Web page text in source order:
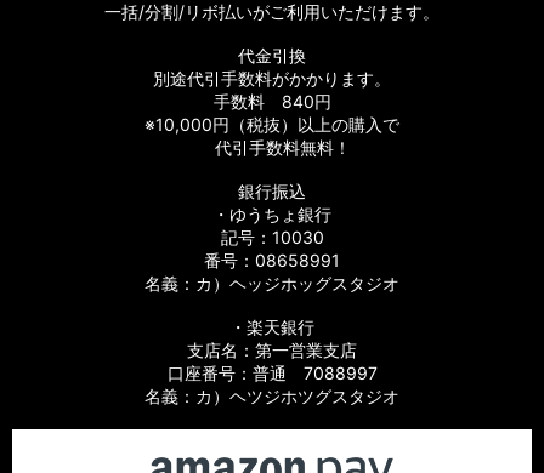
一括/分割/リボ払いがご利用いただけます。
代金引換
別途代引手数料がかかります。
手数料 840円
※10,000円（税抜）以上の購入で
代引手数料無料！
銀行振込
・ゆうちょ銀行
記号：10030
番号：08658991
名義：カ）ヘッジホッグスタジオ
・楽天銀行
支店名：第一営業支店
口座番号：普通 7088997
名義：カ）ヘツジホツグスタジオ